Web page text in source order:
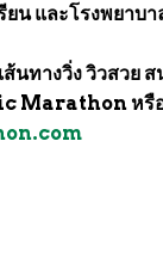
น และโรงพยา
นทางวิ่ง วิวสวย
Marathon หรื